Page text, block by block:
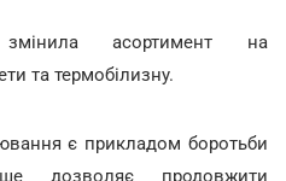
асортимент на
та термобілизну.
є прикладом боротьби
продовжити